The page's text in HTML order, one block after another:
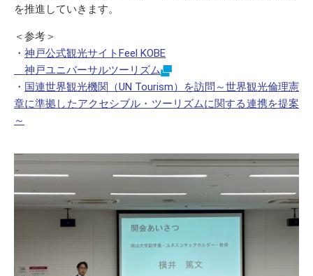
を推進していきます。
＜参考＞
・ 神戸公式観光サイトFeel KOBE
神戸ユニバーサルツーリズム
・ 国連世界観光機関（UN Tourism）を訪問～世界観光倫理憲
章に準拠したアクセシブル・ツーリズムに関する連携を提案
～